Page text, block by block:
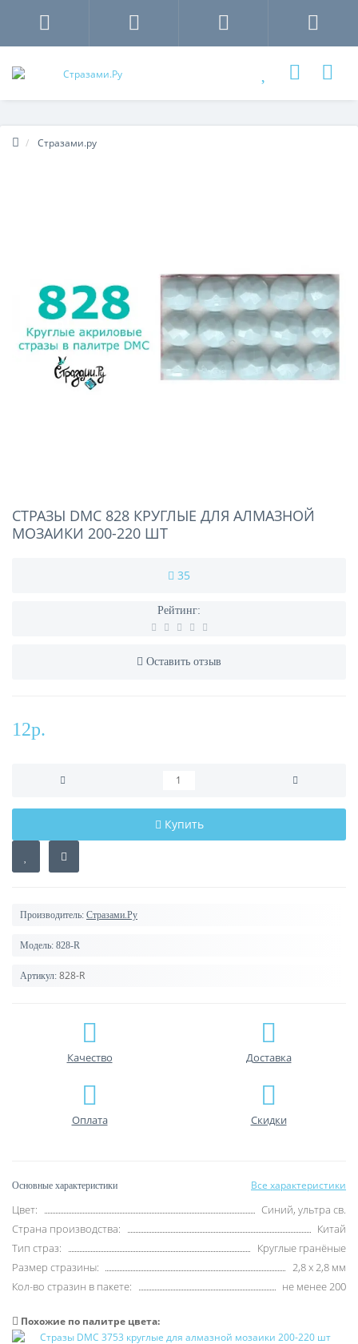
Стразами.ру
СТРАЗЫ DMC 828 КРУГЛЫЕ ДЛЯ АЛМАЗНОЙ
МОЗАИКИ 200-220 ШТ
35
Рейтинг:
Оставить отзыв
12р.
Купить
Производитель: Стразами.Ру
Модель: 828-R
Артикул: 828-R
Качество Доставка
Оплата Скидки
Основные характеристики Все характеристики
Цвет:
Синий, ультра св.
Страна производства:
Китай
Тип страз:
Круглые гранёные
Размер стразины:
2,8 х 2,8 мм
Кол-во стразин в пакете:
не менее 200
Похожие по палитре цвета: